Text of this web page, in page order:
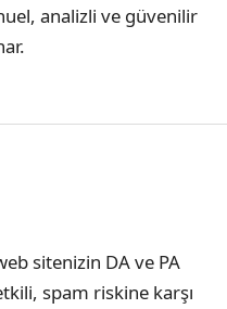
analizli ve güvenilir
sitenizin DA ve PA
spam riskine karşı